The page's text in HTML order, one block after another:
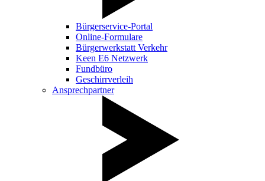
Bürgerservice-Portal
Online-Formulare
Bürgerwerkstatt Verkehr
Keen E6 Netzwerk
Fundbüro
Geschirrverleih
Ansprechpartner